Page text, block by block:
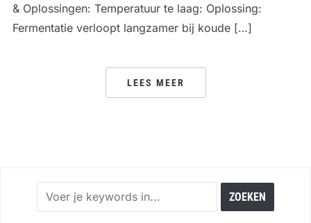
& Oplossingen: Temperatuur te laag: Oplossing:
Fermentatie verloopt langzamer bij koude […]
LEES MEER